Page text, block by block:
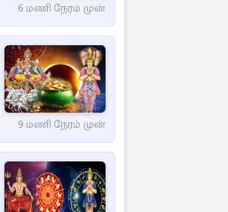
6 மணி நேரம் முன்
9 மணி நேரம் முன்